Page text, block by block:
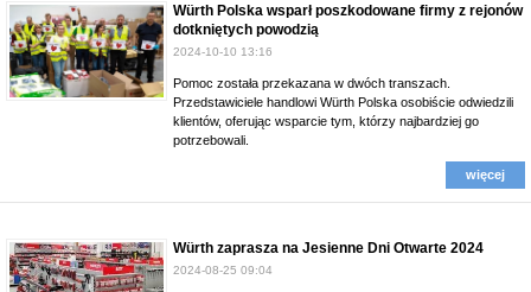
Würth Polska wsparł poszkodowane firmy z rejonów
dotkniętych powodzią
2024-10-10 13:16
Pomoc została przekazana w dwóch transzach.
Przedstawiciele handlowi Würth Polska osobiście odwiedzili
klientów, oferując wsparcie tym, którzy najbardziej go
potrzebowali.
więcej
Würth zaprasza na Jesienne Dni Otwarte 2024
2024-08-25 09:04